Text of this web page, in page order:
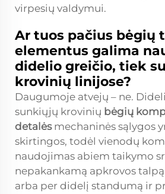
virpesių valdymui.
Ar tuos pačius bėgių
elementus galima
didelio greičio, tiek
krovinių linijose?
Daugumoje atvejų – ne.
sunkiųjų krovinių bėgių
detalės mechaninės sąlygos
skirtingos, todėl vienodų
naudojimas abiem taikymo
nepakankamą apkrovos
arba per didelį standumą ir